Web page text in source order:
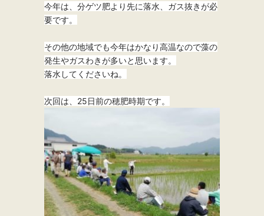
今年は、分ゲツ肥より先に落水、ガス抜きが必
要です。
その他の地域でも今年はかなり高温なので藻の
発生やガスわきが多いと思います。
落水してくださいね。
次回は、25日前の穂肥時期です。